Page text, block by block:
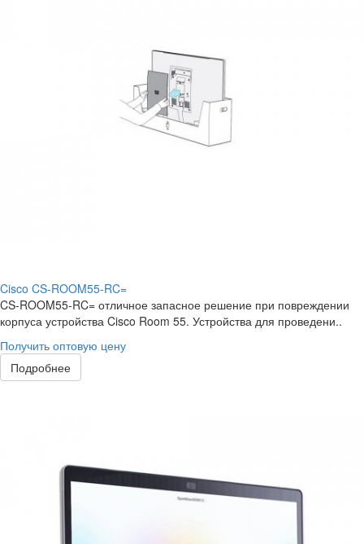
Cisco CS-ROOM55-RC=
CS-ROOM55-RC= отличное запасное решение при повреждении
корпуса устройства Cisco Room 55. Устройства для проведени..
Получить оптовую цену
Подробнее